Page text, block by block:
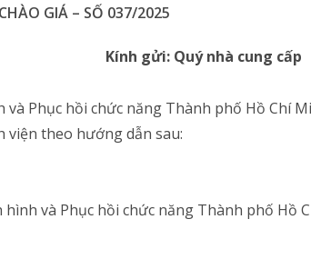
GIÁ – SỐ 037/2025
Kính gửi: Quý nhà cung cấp
Phục hồi chức năng Thành phố Hồ Chí
viện theo hướng dẫn sau:
và Phục hồi chức năng Thành phố Hồ